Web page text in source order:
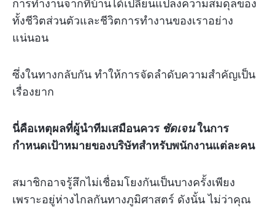
การทำงานจากที่บ้านได้เปลี่ยนแปลงความสมดุลของ
ทั้งชีวิตส่วนตัวและชีวิตการทำงานของเราอย่าง
แน่นอน
ซึ่งในทางกลับกัน ทำให้การจัดลำดับความสำคัญเป็น
เรื่องยาก
นี่คือเหตุผลที่ผู้นำทีมเสมือนควร ชัดเจนในการ
กำหนดเป้าหมายของบริษัทสำหรับพนักงานแต่ละคน
สมาชิกอาจรู้สึกไม่เชื่อมโยงกันเป็นบางครั้งเพียง
เพราะอยู่ห่างไกลกันทางภูมิศาสตร์ ดังนั้น ไม่ว่าคุณ